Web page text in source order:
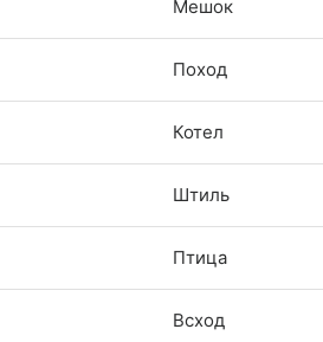
Мешок
Поход
Котел
Штиль
Птица
Всход